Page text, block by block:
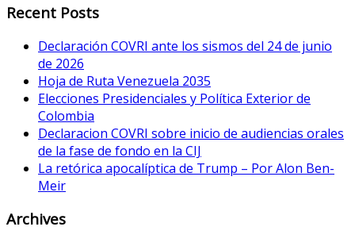
Recent Posts
Declaración COVRI ante los sismos del 24 de junio
de 2026
Hoja de Ruta Venezuela 2035
Elecciones Presidenciales y Política Exterior de
Colombia
Declaracion COVRI sobre inicio de audiencias orales
de la fase de fondo en la CIJ
La retórica apocalíptica de Trump – Por Alon Ben-
Meir
Archives